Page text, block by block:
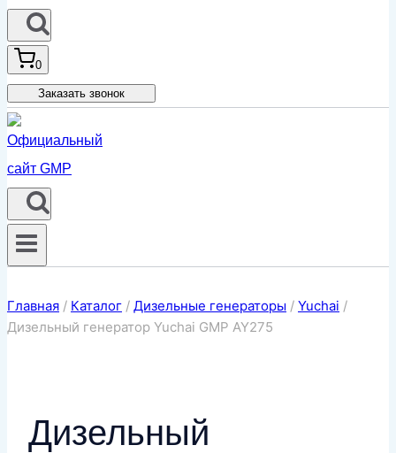
0
Заказать звонок
Главная / Каталог / Дизельные генераторы / Yuchai /
Дизельный генератор Yuchai GMP AY275
Дизельный